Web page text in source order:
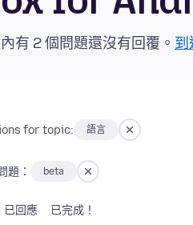
有 2 個問題還沒有回覆。 到
for topic: 語言
題： beta
已回應 已完成！